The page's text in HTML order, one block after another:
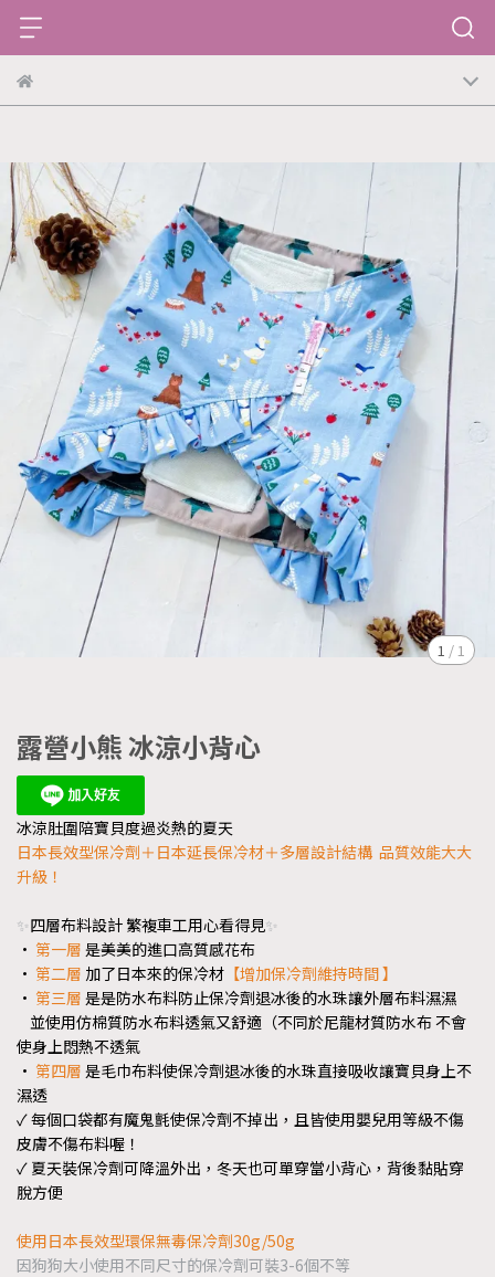
1 / 1
露營小熊 冰涼小背心
冰涼肚圍陪寶貝度過炎熱的夏天
日本長效型保冷劑＋日本延長保冷材＋多層設計結構 品質效能大大
升級！
✨四層布料設計 繁複車工用心看得見✨
• 第一層 是美美的進口高質感花布
• 第二層 加了日本來的保冷材 【增加保冷劑維持時間 】
• 第三層 是是防水布料防止保冷劑退冰後的水珠讓外層布料濕濕
並使用仿棉質防水布料透氣又舒適（不同於尼龍材質防水布 不會
使身上悶熱不透氣
• 第四層 是毛巾布料使保冷劑退冰後的水珠直接吸收讓寶貝身上不
濕透
✓ 每個口袋都有魔鬼氈使保冷劑不掉出，且皆使用嬰兒用等級不傷
皮膚不傷布料喔！
✓ 夏天裝保冷劑可降溫外出，冬天也可單穿當小背心，背後黏貼穿
脫方便
使用日本長效型環保無毒保冷劑30g/50g
因狗狗大小使用不同尺寸的保冷劑可裝3-6個不等